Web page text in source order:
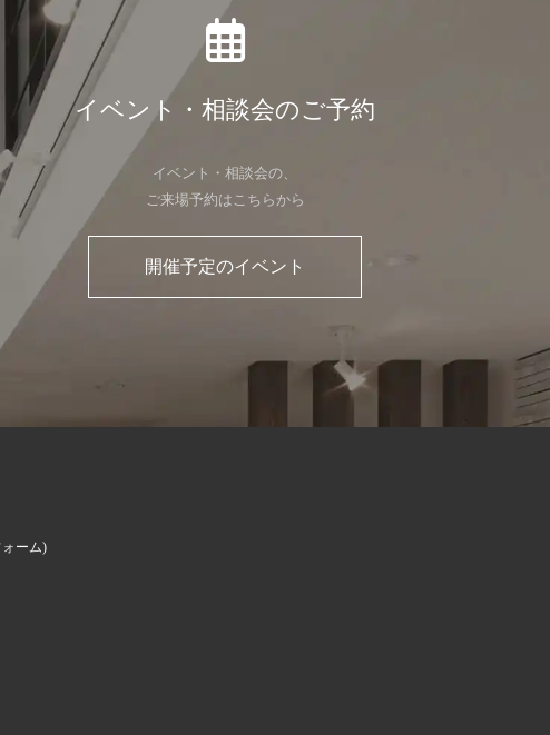
イベント・相談会のご予約
イベント・相談会の、
ご来場予約はこちらから
開催予定のイベント
ーム)